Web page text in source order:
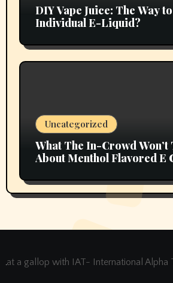
DIY Vape Juice: The Way
Individual E-Liquid?
Uncategorized
What The In-Crowd Won’t
About Menthol Flavored E
at a gallop with IAT- International Alpha